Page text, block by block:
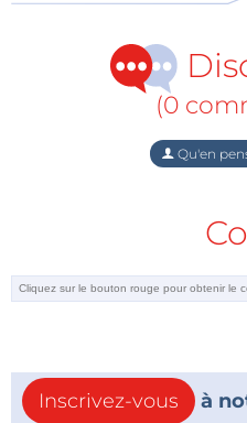
(0
Qu'en
Inscrivez-vous
à